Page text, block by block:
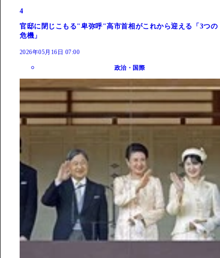
4
官邸に閉じこもる"卑弥呼"高市首相がこれから迎える「3つの
危機」
2026年05月16日 07:00
政治・国際